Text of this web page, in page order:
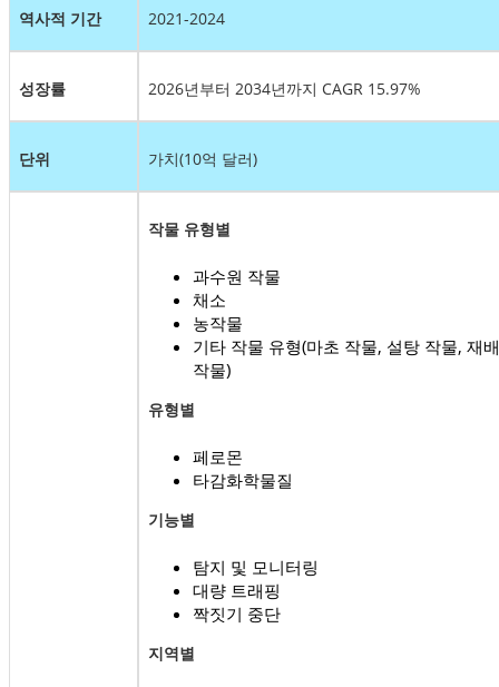
역사적 기간 2021-2024
성장률 2026년부터 2034년까지 CAGR 15.97%
단위 가치(10억 달러)
작물 유형별
과수원 작물
채소
농작물
기타 작물 유형(마초 작물, 설탕 작물, 재배
작물)
유형별
페로몬
타감화학물질
기능별
탐지 및 모니터링
대량 트래핑
짝짓기 중단
지역별